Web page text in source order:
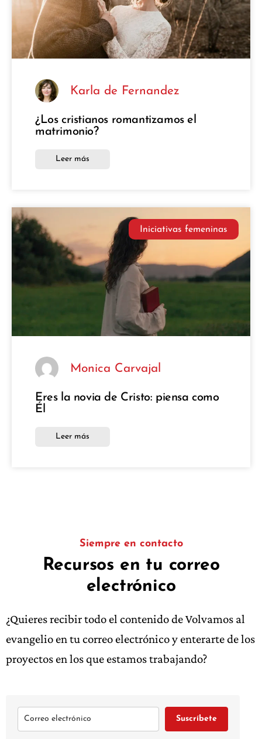
Karla de Fernandez
¿Los cristianos romantizamos el
matrimonio?
Leer más
Iniciativas femeninas
Monica Carvajal
Eres la novia de Cristo: piensa como
Él
Leer más
Siempre en contacto
Recursos en tu correo
electrónico
¿Quieres recibir todo el contenido de Volvamos al
evangelio en tu correo electrónico y enterarte de los
proyectos en los que estamos trabajando?
Suscríbete